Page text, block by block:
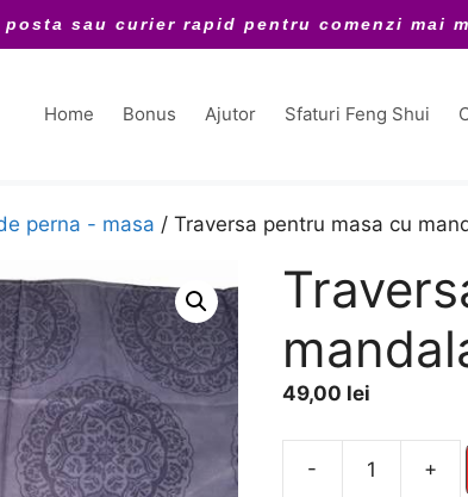
sau curier rapid pentru comenzi mai
Home Bonus Ajutor Sfaturi Feng Shui
perna - masa / Traversa pentru masa cu
49,00 lei
- +